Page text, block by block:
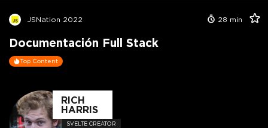
JSNation 2022 28 min
Documentación Full Stack
Top Content
RICH
HARRIS
SVELTE CREATOR